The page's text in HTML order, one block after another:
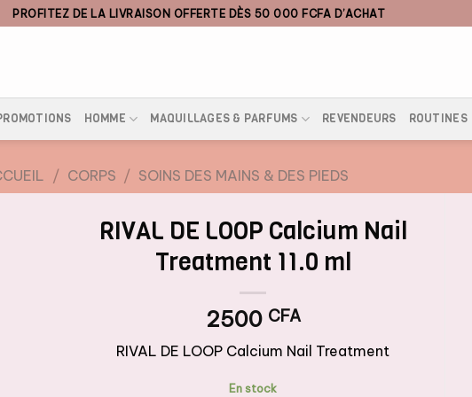
PROFITEZ DE LA LIVRAISON OFFERTE DÈS 50 000 FCFA D’ACHAT
HOMME MAQUILLAGES & PARFUMS REVENDEURS ROUTINES
/ CORPS / SOINS DES MAINS & DES PIEDS
RIVAL DE LOOP Calcium Nail
Treatment 11.0 ml
2500 CFA
RIVAL DE LOOP Calcium Nail Treatment
En stock